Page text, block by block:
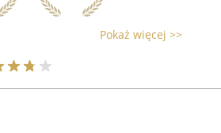
Pokaż więcej >>